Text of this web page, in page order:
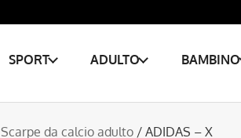
SPORT ADULTO BAMBINO
Scarpe da calcio adulto / ADIDAS – X